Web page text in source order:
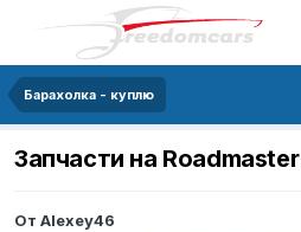
Барахолка - куплю
Запчасти на Roadmaster
От Alexey46